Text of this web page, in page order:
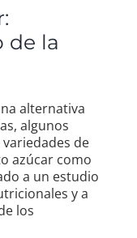
de la
alternativa
algunos
de
azúcar como
a un estudio
y a
los